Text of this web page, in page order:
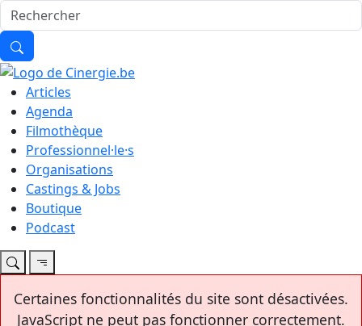
Articles
Agenda
Filmothèque
Professionnel·le·s
Organisations
Castings & Jobs
Boutique
Podcast
Certaines fonctionnalités du site sont désactivées.
JavaScript ne peut pas fonctionner correctement.